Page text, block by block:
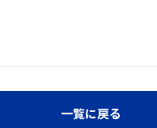
一覧に戻る